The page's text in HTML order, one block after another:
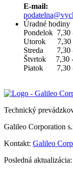
E-mail:
Úradné hodiny
Pondelok 7,30
Utorok 7,30
Streda 7,30
Štvrtok 7,30
Piatok 7,30 -
Technický
Galileo Corporation
Kontakt: Galileo
Posledná